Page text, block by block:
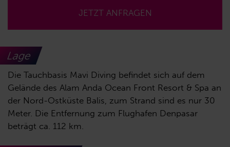
JETZT ANFRAGEN
Lage
Die Tauchbasis Mavi Diving befindet sich auf dem
Gelände des Alam Anda Ocean Front Resort & Spa an
der Nord-Ostküste Balis, zum Strand sind es nur 30
Meter. Die Entfernung zum Flughafen Denpasar
beträgt ca. 112 km.